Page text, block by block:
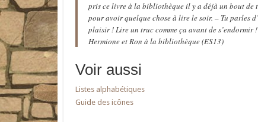
pris ce livre à la bibliothèque il y a déjà un bout de
pour avoir quelque chose à lire le soir. – Tu parles
plaisir ! Lire un truc comme ça avant de s’endormir
Hermione et Ron à la bibliothèque (ES13)
Voir aussi
Listes alphabétiques
Guide des icônes